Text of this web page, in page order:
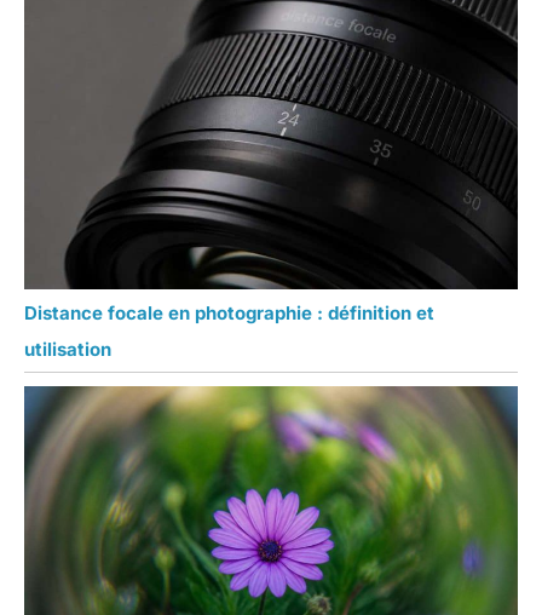
Distance focale en photographie : définition et
utilisation